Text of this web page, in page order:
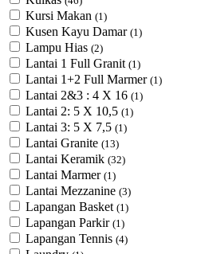
Kursi Makan (1)
Kusen Kayu Damar (1)
Lampu Hias (2)
Lantai 1 Full Granit (1)
Lantai 1+2 Full Marmer (1)
Lantai 2&3 : 4 X 16 (1)
Lantai 2: 5 X 10,5 (1)
Lantai 3: 5 X 7,5 (1)
Lantai Granite (13)
Lantai Keramik (32)
Lantai Marmer (1)
Lantai Mezzanine (3)
Lapangan Basket (1)
Lapangan Parkir (1)
Lapangan Tennis (4)